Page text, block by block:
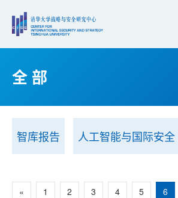
全 部
智库报告 人工智能与国际安全
« 1 2 3 4 5 6